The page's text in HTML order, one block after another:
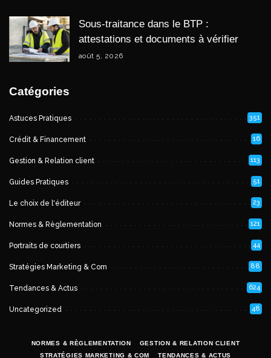
Sous-traitance dans le BTP :
attestations et documents à vérifier
août 5, 2026
Catégories
Astuces Pratiques 351
Crédit & Financement 16
Gestion & Relation client 113
Guides Pratiques 51
Le choix de l'éditeur 23
Normes & Règlementation 121
Portraits de courtiers 44
Stratégies Marketing & Com 88
Tendances & Actus 624
Uncategorized 48
NORMES & RÈGLEMENTATION
GESTION & RELATION CLIENT
STRATÉGIES MARKETING & COM
TENDANCES & ACTUS